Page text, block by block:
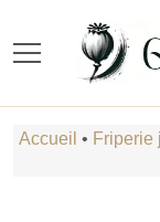
Accueil • Friperie